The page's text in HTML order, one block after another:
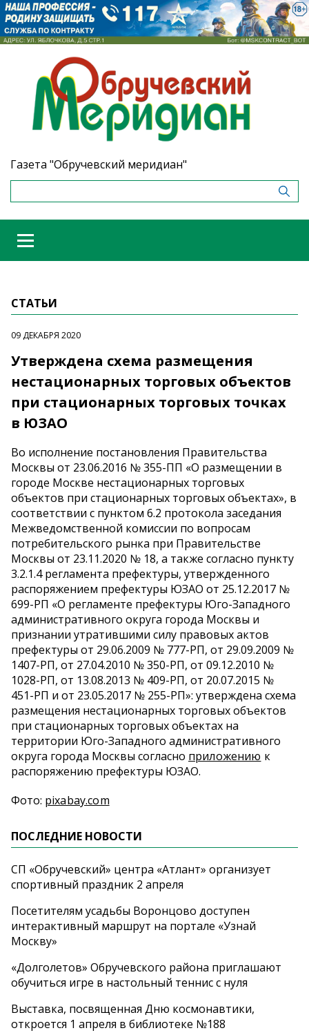
Газета "Обручевский меридиан"
СТАТЬИ
09 ДЕКАБРЯ 2020
Утверждена схема размещения
нестационарных торговых объектов
при стационарных торговых точках
в ЮЗАО
Во исполнение постановления Правительства
Москвы от 23.06.2016 № 355-ПП «О размещении в
городе Москве нестационарных торговых
объектов при стационарных торговых объектах», в
соответствии с пунктом 6.2 протокола заседания
Межведомственной комиссии по вопросам
потребительского рынка при Правительстве
Москвы от 23.11.2020 № 18, а также согласно пункту
3.2.1.4 регламента префектуры, утвержденного
распоряжением префектуры ЮЗАО от 25.12.2017 №
699-РП «О регламенте префектуры Юго-Западного
административного округа города Москвы и
признании утратившими силу правовых актов
префектуры от 29.06.2009 № 777-РП, от 29.09.2009 №
1407-РП, от 27.04.2010 № 350-РП, от 09.12.2010 №
1028-РП, от 13.08.2013 № 409-РП, от 20.07.2015 №
451-РП и от 23.05.2017 № 255-РП»: утверждена схема
размещения нестационарных торговых объектов
при стационарных торговых объектах на
территории Юго-Западного административного
округа города Москвы согласно приложению к
распоряжению префектуры ЮЗАО.
Фото: pixabay.com
ПОСЛЕДНИЕ НОВОСТИ
СП «Обручевский» центра «Атлант» организует
спортивный праздник 2 апреля
Посетителям усадьбы Воронцово доступен
интерактивный маршрут на портале «Узнай
Москву»
«Долголетов» Обручевского района приглашают
обучиться игре в настольный теннис с нуля
Выставка, посвященная Дню космонавтики,
откроется 1 апреля в библиотеке №188